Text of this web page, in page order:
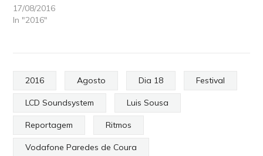
17/08/2016
In "2016"
2016 Agosto Dia 18 Festival
LCD Soundsystem Luis Sousa
Reportagem Ritmos
Vodafone Paredes de Coura